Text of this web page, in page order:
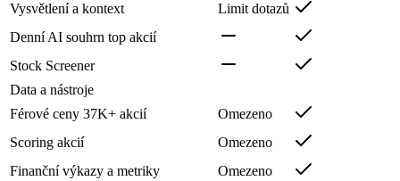
Vysvětlení a kontext
Limit dotazů
Denní AI souhrn top akcií
Stock Screener
Data a nástroje
Férové ceny 37K+ akcií
Omezeno
Scoring akcií
Omezeno
Finanční výkazy a metriky
Omezeno